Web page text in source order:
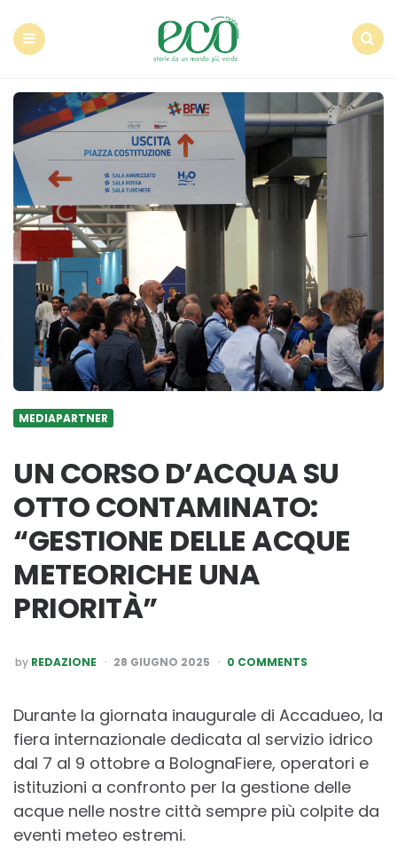
MEDIAPARTNER
UN CORSO D’ACQUA SU
OTTO CONTAMINATO:
“GESTIONE DELLE ACQUE
METEORICHE UNA
PRIORITÀ”
POSTED
BY
by REDAZIONE 28 GIUGNO 2025 0 COMMENTS
Durante la giornata inaugurale di Accadueo, la
fiera internazionale dedicata al servizio idrico
dal 7 al 9 ottobre a BolognaFiere, operatori e
istituzioni a confronto per la gestione delle
acque nelle nostre città sempre più colpite da
eventi meteo estremi.